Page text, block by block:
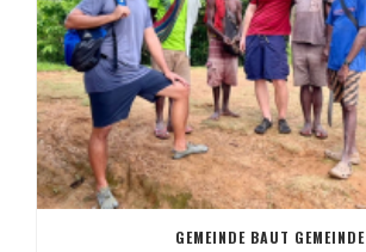
GEMEINDE BAUT GEMEINDE